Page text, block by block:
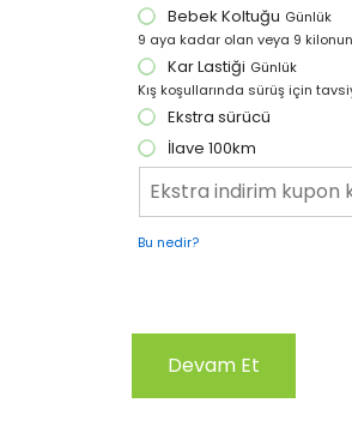
Bebek Koltuğu Günlük
9 aya kadar olan veya 9
Kar Lastiği Günlük
Kış koşullarında sürüş için
Ekstra sürücü
İlave 100km
Bu nedir?